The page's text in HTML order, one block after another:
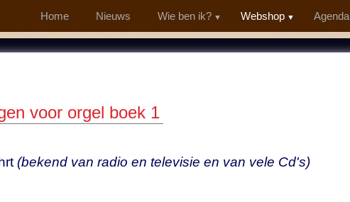
Home Nieuws Wie ben ik? Webshop Agenda
voor orgel boek 1
(bekend van radio en televisie en van vele Cd's)